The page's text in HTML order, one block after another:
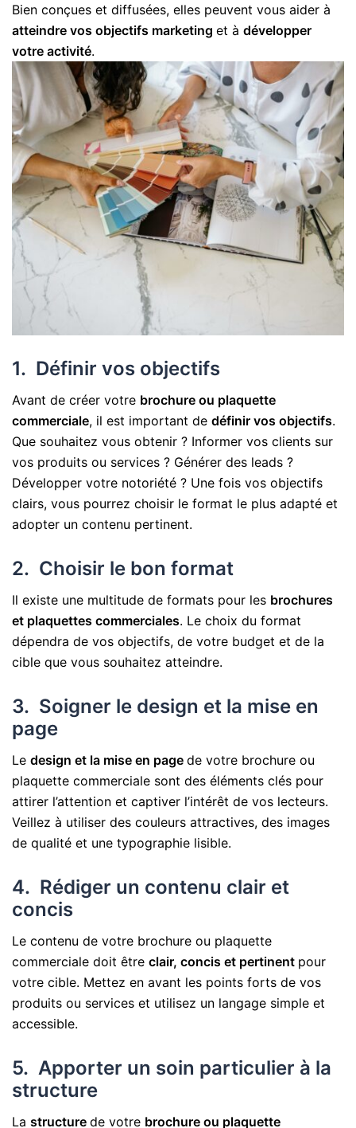
Bien conçues et diffusées, elles peuvent vous aider à
atteindre vos objectifs marketing et à développer
votre activité.
1. Définir vos objectifs
Avant de créer votre brochure ou plaquette
commerciale, il est important de définir vos objectifs.
Que souhaitez vous obtenir ? Informer vos clients sur
vos produits ou services ? Générer des leads ?
Développer votre notoriété ? Une fois vos objectifs
clairs, vous pourrez choisir le format le plus adapté et
adopter un contenu pertinent.
2. Choisir le bon format
Il existe une multitude de formats pour les brochures
et plaquettes commerciales. Le choix du format
dépendra de vos objectifs, de votre budget et de la
cible que vous souhaitez atteindre.
3. Soigner le design et la mise en
page
Le design et la mise en page de votre brochure ou
plaquette commerciale sont des éléments clés pour
attirer l’attention et captiver l’intérêt de vos lecteurs.
Veillez à utiliser des couleurs attractives, des images
de qualité et une typographie lisible.
4. Rédiger un contenu clair et
concis
Le contenu de votre brochure ou plaquette
commerciale doit être clair, concis et pertinent pour
votre cible. Mettez en avant les points forts de vos
produits ou services et utilisez un langage simple et
accessible.
5. Apporter un soin particulier à la
structure
La structure de votre brochure ou plaquette